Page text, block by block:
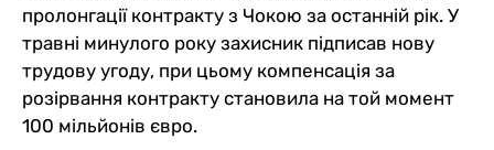
пролонгації контракту з Чокою за останній рік. У
травні минулого року захисник підписав нову
трудову угоду, при цьому компенсація за
розірвання контракту становила на той момент
100 мільйонів євро.